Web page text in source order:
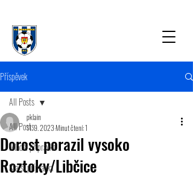
Příspěvek
All Posts
Mladší přípravka
Starší přípravka
All Posts
Dorost porazil vysoko
Roztoky/Libčice
pklain
11. 9. 2023Minut čtení: 1